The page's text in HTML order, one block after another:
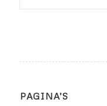
PAGINA’S